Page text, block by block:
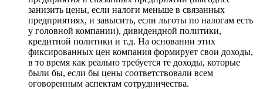
занизить цены, если налоги меньше в связанных
предприятиях, и завысить, если льготы по налогам есть
у головной компании), дивидендной политики,
кредитной политики и т.д. На основании этих
фиксированных цен компания формирует свои доходы,
в то время как реально требуется те доходы, которые
были бы, если бы цены соответствовали всем
оговоренным аспектам сотрудничества.